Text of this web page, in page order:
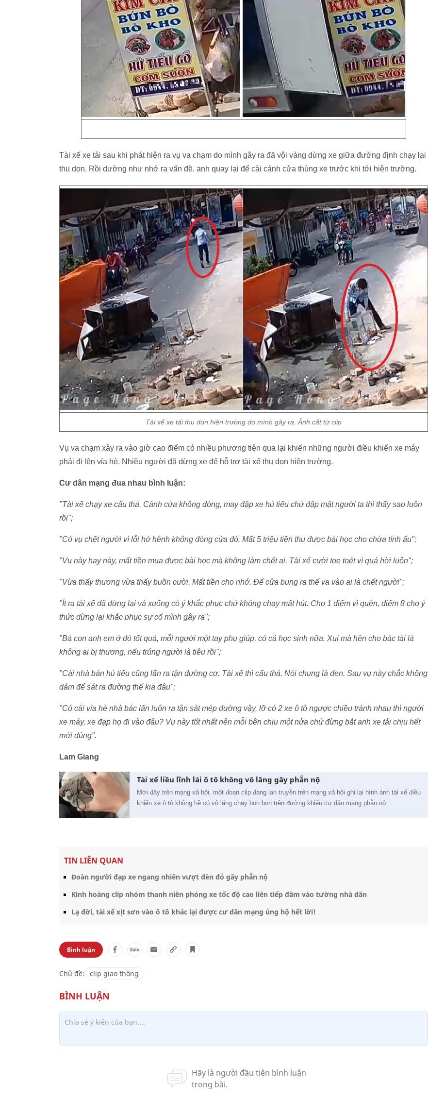
Tài xế xe tải sau khi phát hiện ra vụ va chạm do mình gây ra đã vội vàng dừng xe giữa đường định chạy lại
thu dọn. Rồi dường như nhớ ra vấn đề, anh quay lại để cài cánh cửa thùng xe trước khi tới hiện trường.
Tài xế xe tải thu dọn hiện trường do mình gây ra. Ảnh cắt từ clip
Vụ va chạm xảy ra vào giờ cao điểm có nhiều phương tiện qua lại khiến những người điều khiển xe máy
phải đi lên vỉa hè. Nhiều người đã dừng xe để hỗ trợ tài xế thu dọn hiện trường.
Cư dân mạng đua nhau bình luận:
"Tài xế chạy xe cẩu thả. Cánh cửa không đóng, may đập xe hủ tiếu chứ đập mặt người ta thì thấy sao luôn
rồi";
"Có vụ chết người vì lỗi hớ hênh không đóng cửa đó. Mất 5 triệu tiền thu được bài học cho chừa tính ẩu";
"Vụ này hay này, mất tiền mua được bài học mà không làm chết ai. Tài xế cười toe toét vì quá hời luôn";
"Vừa thấy thương vừa thấy buồn cười. Mất tiền cho nhớ. Để cửa bung ra thế va vào ai là chết người";
"Ít ra tài xế đã dừng lại và xuống có ý khắc phục chứ không chạy mất hút. Cho 1 điểm vì quên, điểm 8 cho ý
thức dừng lại khắc phục sự cố mình gây ra";
"Bà con anh em ở đó tốt quá, mỗi người một tay phụ giúp, có cả học sinh nữa. Xui mà hên cho bác tài là
không ai bị thương, nếu trúng người là tiêu rồi";
"Cái nhà bán hủ tiếu cũng lấn ra tận đường cơ. Tài xế thì cẩu thả. Nói chung là đen. Sau vụ này chắc không
dám để sát ra đường thế kia đâu";
"Có cái vỉa hè nhà bác lấn luôn ra tận sát mép đường vậy, lỡ có 2 xe ô tô ngược chiều tránh nhau thì người
xe máy, xe đạp họ đi vào đâu? Vụ này tốt nhất nên mỗi bên chịu một nửa chứ đừng bắt anh xe tải chịu hết
mới đúng".
Lam Giang
Tài xế liều lĩnh lái ô tô không vô lăng gây phẫn nộ
Mới đây trên mạng xã hội, một đoạn clip đang lan truyền trên mạng xã hội ghi lại hình ảnh tài xế điều
khiển xe ô tô không hề có vô lăng chạy bon bon trên đường khiến cư dân mạng phẫn nộ
TIN LIÊN QUAN
Đoàn người đạp xe ngang nhiên vượt đèn đỏ gây phẫn nộ
Kinh hoàng clip nhóm thanh niên phóng xe tốc độ cao liên tiếp đâm vào tường nhà dân
Lạ đời, tài xế xịt sơn vào ô tô khác lại được cư dân mạng ủng hộ hết lời!
Bình luận
Chủ đề: clip giao thông